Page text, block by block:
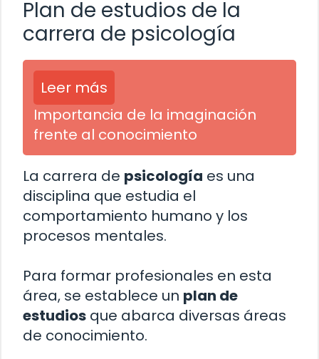
Plan de estudios de la
carrera de psicología
Leer más
Importancia de la imaginación
frente al conocimiento
La carrera de psicología es una
disciplina que estudia el
comportamiento humano y los
procesos mentales.
Para formar profesionales en esta
área, se establece un plan de
estudios que abarca diversas áreas
de conocimiento.